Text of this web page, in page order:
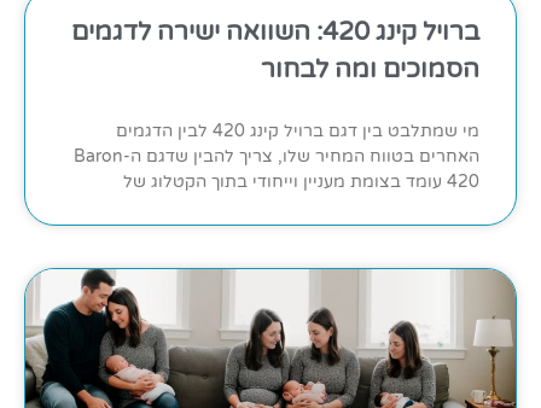
ברויל קינג 420: השוואה ישירה לדגמים
הסמוכים ומה לבחור
מי שמתלבט בין דגם ברויל קינג 420 לבין הדגמים
האחרים בטווח המחיר שלו, צריך להבין שדגם ה-Baron
420 עומד בצומת מעניין וייחודי בתוך הקטלוג של